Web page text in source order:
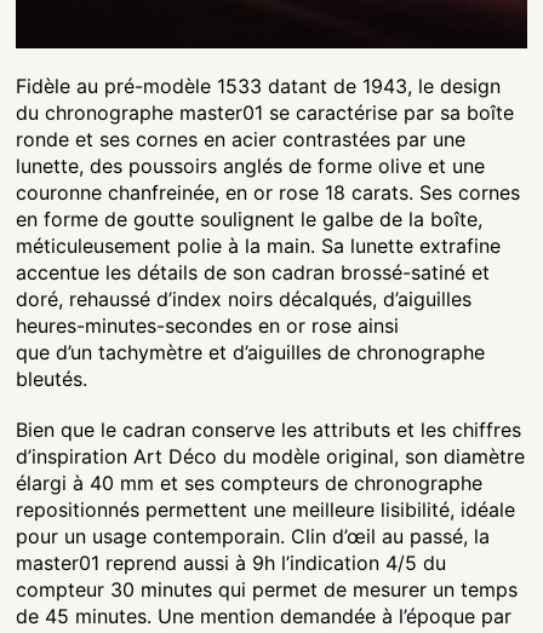
Fidèle au pré-modèle 1533 datant de 1943, le design
du chronographe master01 se caractérise par sa boîte
ronde et ses cornes en acier contrastées par une
lunette, des poussoirs anglés de forme olive et une
couronne chanfreinée, en or rose 18 carats. Ses cornes
en forme de goutte soulignent le galbe de la boîte,
méticuleusement polie à la main. Sa lunette extrafine
accentue les détails de son cadran brossé-satiné et
doré, rehaussé d’index noirs décalqués, d’aiguilles
heures-minutes-secondes en or rose ainsi
que d’un tachymètre et d’aiguilles de chronographe
bleutés.
Bien que le cadran conserve les attributs et les chiffres
d’inspiration Art Déco du modèle original, son diamètre
élargi à 40 mm et ses compteurs de chronographe
repositionnés permettent une meilleure lisibilité, idéale
pour un usage contemporain. Clin d’œil au passé, la
master01 reprend aussi à 9h l’indication 4/5 du
compteur 30 minutes qui permet de mesurer un temps
de 45 minutes. Une mention demandée à l’époque par